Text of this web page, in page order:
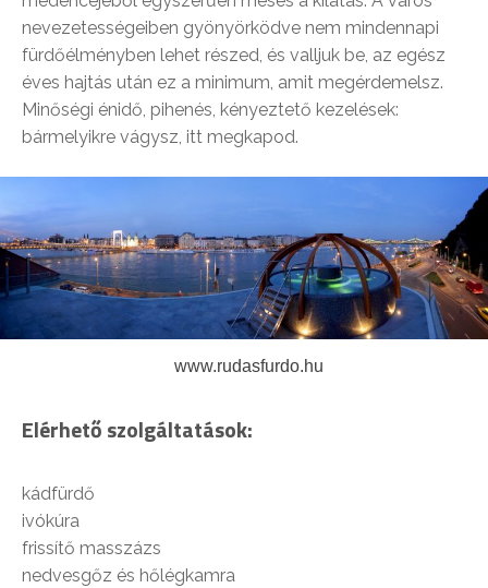
nevezetességeiben gyönyörködve nem mindennapi
fürdőélményben lehet részed, és valljuk be, az egész
éves hajtás után ez a minimum, amit megérdemelsz.
Minőségi énidő, pihenés, kényeztető kezelések:
bármelyikre vágysz, itt megkapod.
www.rudasfurdo.hu
Elérhető szolgáltatások:
kádfürdő
ivókúra
frissítő masszázs
nedvesgőz és hőlégkamra